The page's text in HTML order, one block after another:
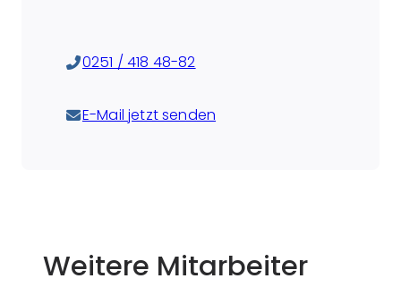
0251 / 418 48-82
E-Mail jetzt senden
Weitere Mitarbeiter